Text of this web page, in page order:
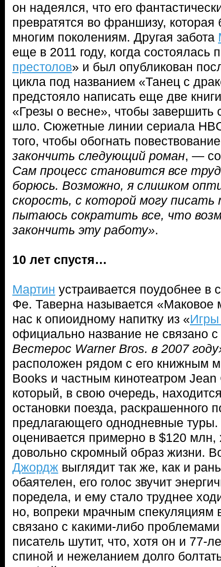
он надеялся, что его
превратятся во франшизу, которая
многим поколениям. Другая забота
еще в 2011 году, когда состоялась
престолов» и был опубликован
цикла под названием «Танец с
предстояло написать еще две
«Грезы о весне», чтобы завершить
шло. Сюжетные линии сериала
того, чтобы обогнать
закончить следующий роман, —
Сам процесс становится все
борюсь. Возможно, я слишком
скорость, с которой могу
пытаюсь сократить все, что
закончить эту работу».
10 лет спустя…
Мартин устраивается поудобнее в
Фе. Таверна называется «Маковое
нас к опиоидному напитку из «Игры
официально название не связано
Вестерос Warner Bros. в 2007
расположен рядом с его книжным
Books и частным кинотеатром
который, в свою очередь,
остановки поезда, раскрашенного
предлагающего однодневные туры.
оценивается примерно в $120 млн,
довольно скромный образ жизни.
Джордж выглядит так же, как и
обаятелен, его голос звучит
поредела, и ему стало труднее
но, вопреки мрачным спекуляциям
связано с какими-либо
писатель шутит, что, хотя он и 77-
спиной и нежеланием долго